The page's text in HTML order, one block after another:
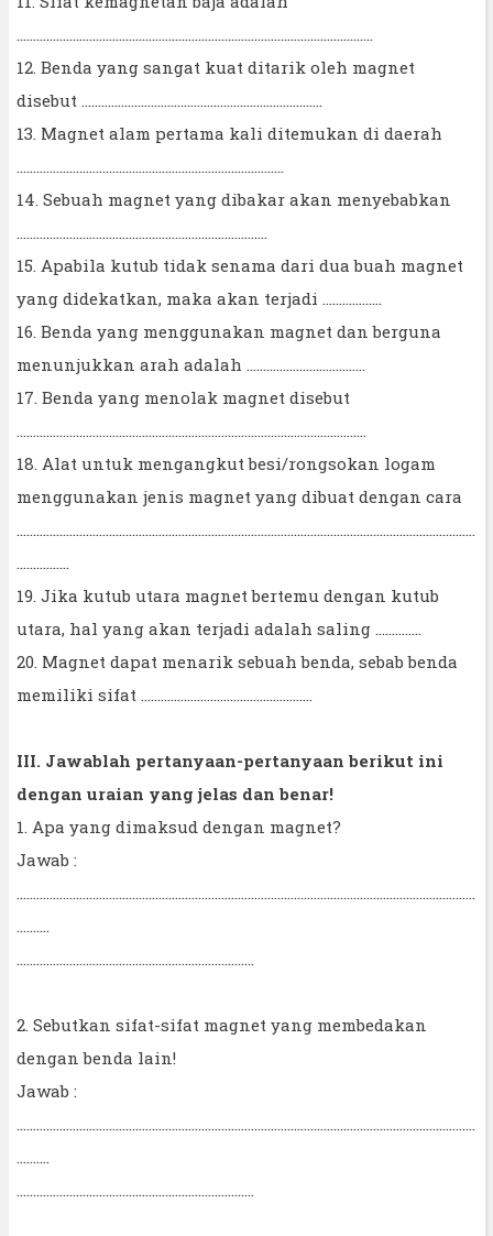
............................................................................................................
12. Benda yang sangat kuat ditarik oleh magnet
disebut .........................................................................
13. Magnet alam pertama kali ditemukan di daerah
.................................................................................
14. Sebuah magnet yang dibakar akan menyebabkan
............................................................................
15. Apabila kutub tidak senama dari dua buah magnet
yang didekatkan, maka akan terjadi ..................
16. Benda yang menggunakan magnet dan berguna
menunjukkan arah adalah ....................................
17. Benda yang menolak magnet disebut
..........................................................................................................
18. Alat untuk mengangkut besi/rongsokan logam
menggunakan jenis magnet yang dibuat dengan cara
...........................................................................................................................................
................
19. Jika kutub utara magnet bertemu dengan kutub
utara, hal yang akan terjadi adalah saling ..............
20. Magnet dapat menarik sebuah benda, sebab benda
memiliki sifat ....................................................
III. Jawablah pertanyaan-pertanyaan berikut ini
dengan uraian yang jelas dan benar!
1. Apa yang dimaksud dengan magnet?
Jawab :
...........................................................................................................................................
..........
........................................................................
2. Sebutkan sifat-sifat magnet yang membedakan
dengan benda lain!
Jawab :
...........................................................................................................................................
..........
........................................................................